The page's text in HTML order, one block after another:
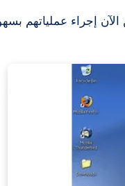
إجراء عملياتهم